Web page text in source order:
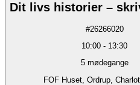
Dit livs historier –
#26266020
10:00 - 13:30
5 mødegange
FOF Huset, Ordrup,